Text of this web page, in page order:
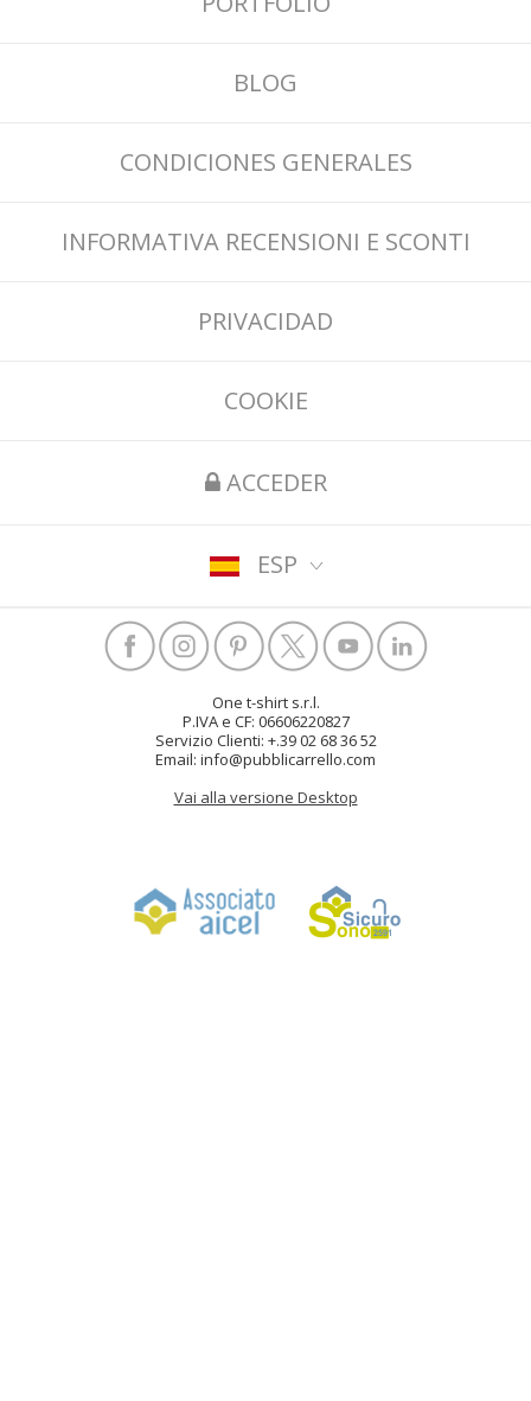
BLOG
CONDICIONES GENERALES
INFORMATIVA RECENSIONI E SCONTI
PRIVACIDAD
COOKIE
ACCEDER
ESP
One t-shirt s.r.l.
P.IVA e CF: 06606220827
Servizio Clienti: +.39 02 68 36 52
Email: info@pubblicarrello.com
Vai alla versione Desktop